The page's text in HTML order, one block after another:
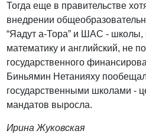
Тогда еще в правительстве
внедрении
“Яадут а-Тора” и ШАС -
математику и английский, не
государственного
Биньямин Нетанияху
государственными школами -
мандатов выросла.
Ирина Жуковская